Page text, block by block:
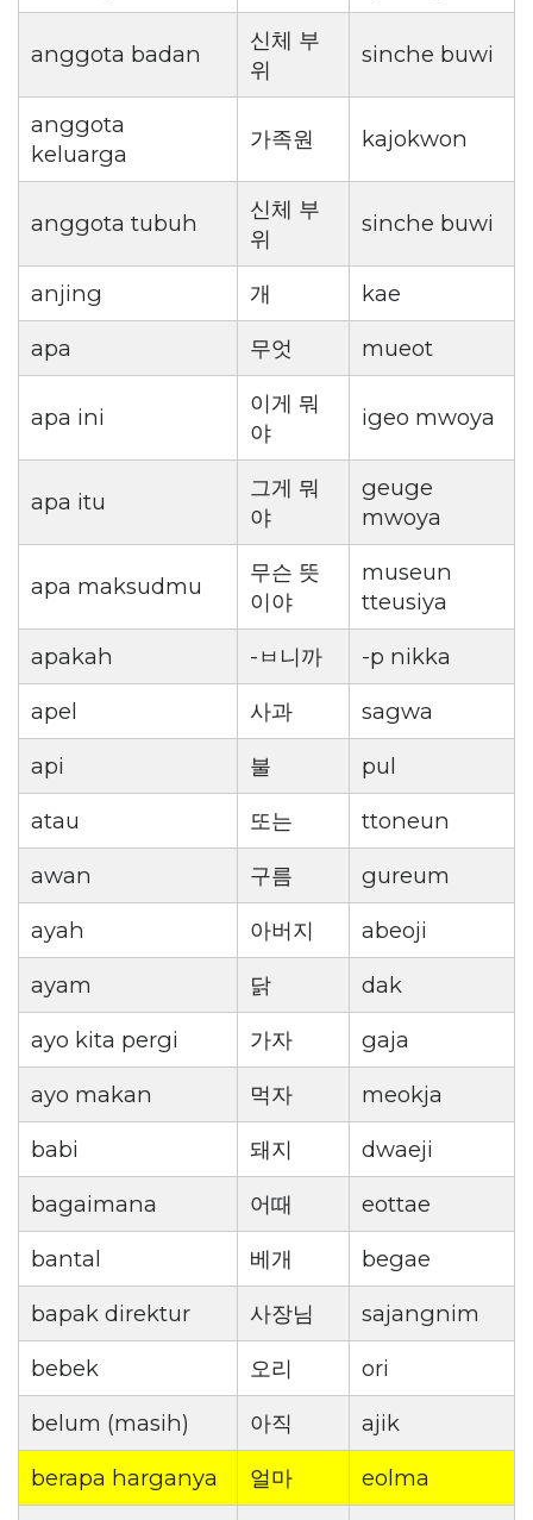
anggota badan
신체 부
위
sinche buwi
anggota
keluarga
가족원 kajokwon
anggota tubuh
신체 부
위
sinche buwi
anjing 개
kae
apa
무엇 mueot
apa ini
이게 뭐
야
igeo mwoya
apa itu
그게 뭐
야
geuge
mwoya
apa maksudmu
무슨 뜻
이야
museun
tteusiya
apakah
-ㅂ니까
-p nikka
apel
사과
sagwa
api
불
pul
atau
또는
ttoneun
awan
구름
gureum
ayah
아버지
abeoji
ayam
닭
dak
ayo kita pergi
가자
gaja
ayo makan
먹자
meokja
babi
돼지
dwaeji
bagaimana
어때
eottae
bantal
베개
begae
bapak direktur
사장님
sajangnim
bebek
오리
ori
belum (masih)
아직
ajik
berapa harganya
얼마
eolma